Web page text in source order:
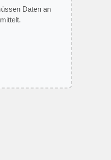
Daten an